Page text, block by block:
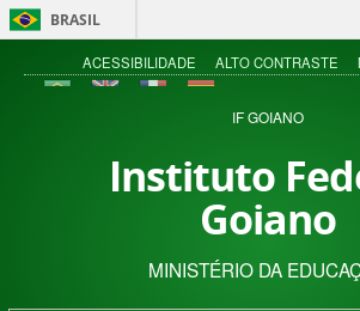
BRASIL
ACESSIBILIDADE ALTO CONTRASTE
IF GOIANO
Instituto
Goiano
MINISTÉRIO DA